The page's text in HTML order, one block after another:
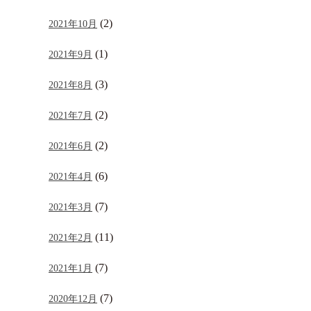
2021年10月 (2)
2021年9月 (1)
2021年8月 (3)
2021年7月 (2)
2021年6月 (2)
2021年4月 (6)
2021年3月 (7)
2021年2月 (11)
2021年1月 (7)
2020年12月 (7)